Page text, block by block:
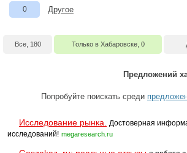
0 Другое
Все, 180 Только в Хабаровске, 0
Предложений
Попробуйте поискать среди
Исследование рынка.
Достоверная
исследований! megaresearch.ru